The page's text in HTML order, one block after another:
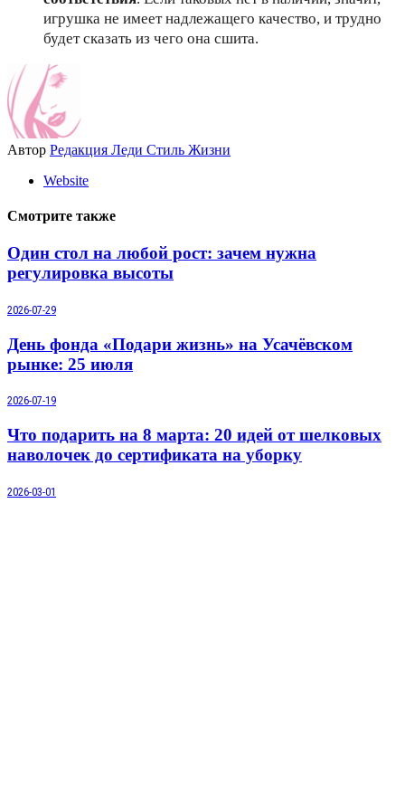
игрушка не имеет надлежащего качество, и трудно
будет сказать из чего она сшита.
Автор Редакция Леди Стиль Жизни
Website
Смотрите также
Один стол на любой рост: зачем нужна
регулировка высоты
2026-07-29
День фонда «Подари жизнь» на Усачёвском
рынке: 25 июля
2026-07-19
Что подарить на 8 марта: 20 идей от шелковых
наволочек до сертификата на уборку
2026-03-01